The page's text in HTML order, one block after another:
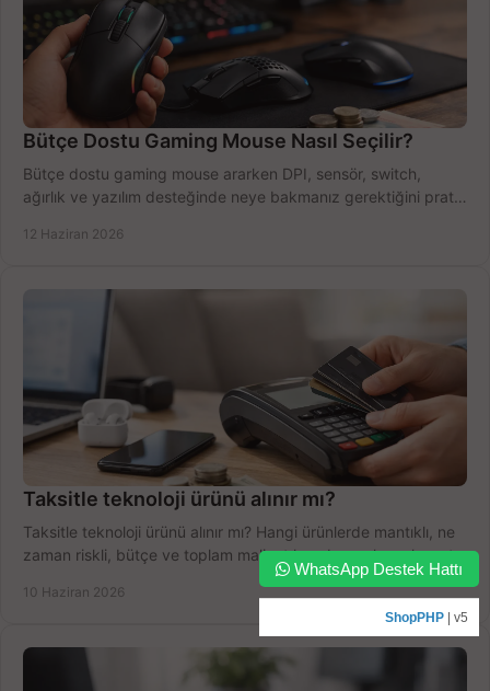
Bütçe Dostu Gaming Mouse Nasıl Seçilir?
Bütçe dostu gaming mouse ararken DPI, sensör, switch,
ağırlık ve yazılım desteğinde neye bakmanız gerektiğini pratik
12 Haziran 2026
Taksitle teknoloji ürünü alınır mı?
Taksitle teknoloji ürünü alınır mı? Hangi ürünlerde mantıklı, ne
zaman riskli, bütçe ve toplam maliyet hesabı nasıl yapılır, net
10 Haziran 2026
WhatsApp Destek Hattı
ShopPHP | v5